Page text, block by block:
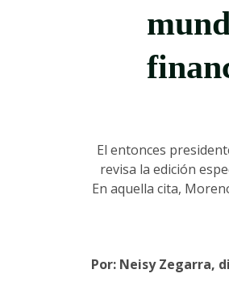
El entonces
revisa la edición
En aquella cita,
Por: Neisy Zegarra,